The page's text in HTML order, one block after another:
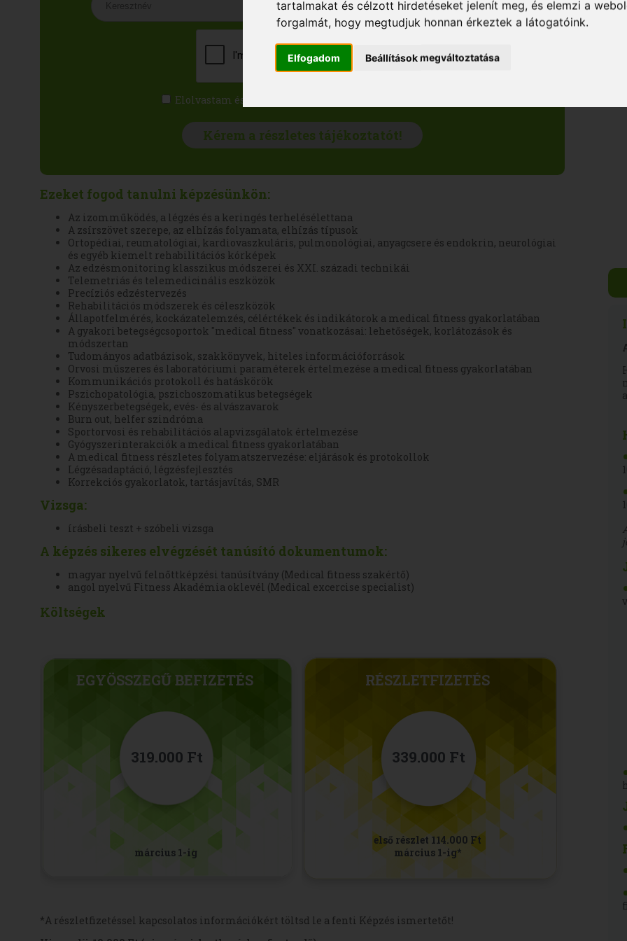
tartalmakat és célzott hirdetéseket jelenít meg, és elemzi a
forgalmát, hogy megtudjuk honnan érkeztek a látogatóink.
Elfogadom Beállítások megváltoztatása
Elolvastam és elfogadom az
Ezeket fogod tanulni képzésünkön:
Az izomműködés, a légzés és a keringés terhelésélettana
A zsírszövet szerepe, az elhízás folyamata, elhízás típusok
Ortopédiai, reumatológiai, kardiovaszkuláris, pulmonológiai, anyagcsere és endokrin, neurológiai
és egyéb kiemelt rehabilitációs kórképek
Az edzésmonitoring klasszikus módszerei és XXI. századi technikái
Telemetriás és telemedicinális eszközök
Precíziós edzéstervezés
Rehabilitációs módszerek és céleszközök
Állapotfelmérés, kockázatelemzés, célértékek és indikátorok a medical fitness gyakorlatában
A gyakori betegségcsoportok "medical fitness" vonatkozásai: lehetőségek, korlátozások és
módszertan
Tudományos adatbázisok, szakkönyvek, hiteles információforrások
Orvosi műszeres és laboratóriumi paraméterek értelmezése a medical fitness gyakorlatában
Kommunikációs protokoll és hatáskörök
Pszichopatológia, pszichoszomatikus betegségek
Kényszerbetegségek, evés- és alvászavarok
Burn out, helfer szindróma
Sportorvosi és rehabilitációs alapvizsgálatok értelmezése
Gyógyszerinterakciók a medical fitness gyakorlatában
A medical fitness részletes folyamatszervezése: eljárások és protokollok
Légzésadaptáció, légzésfejlesztés
Korrekciós gyakorlatok, tartásjavítás, SMR
Vizsga:
írásbeli teszt + szóbeli vizsga
A képzés sikeres elvégzését tanúsító dokumentumok:
magyar nyelvű felnőttképzési tanúsítvány (Medical fitness szakértő)
angol nyelvű Fitness Akadémia oklevél (Medical excercise specialist)
Költségek
EGYÖSSZEGŰ BEFIZETÉS
319.000 Ft
március 1-ig
RÉSZLETFIZETÉS
339.000 Ft
első részlet 114.000 Ft
március 1-ig*
*A részletfizetéssel kapcsolatos információkért töltsd le a fenti Képzés ismertetőt!